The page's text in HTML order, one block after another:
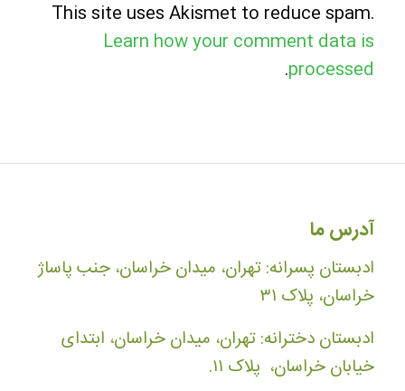
This site uses Akismet to reduce spam.
Learn how your comment data is
processed
.
آدرس ما
ادبستان پسرانه: تهران، میدان خراسان، جنب پاساژ
خراسان، پلاک ۳۱
ادبستان دخترانه: تهران، میدان خراسان، ابتدای
خیابان خراسان، پلاک ۱۱.